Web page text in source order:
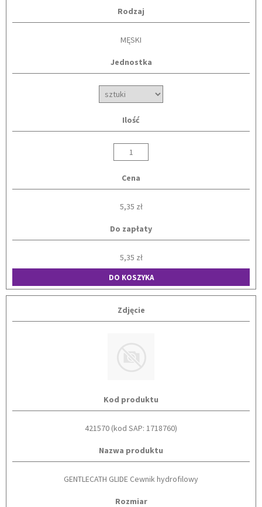
Rodzaj
MĘSKI
Jednostka
Ilość
Cena
5,35 zł
Do zapłaty
5,35 zł
DO KOSZYKA
Zdjęcie
Kod produktu
421570 (kod SAP: 1718760)
Nazwa produktu
GENTLECATH GLIDE Cewnik hydrofilowy
Rozmiar